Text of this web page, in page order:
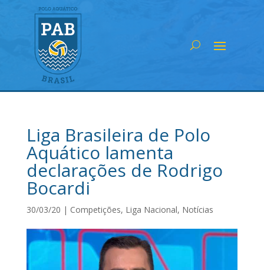
Liga Brasileira de Polo
Aquático lamenta
declarações de Rodrigo
Bocardi
30/03/20 | Competições, Liga Nacional, Notícias